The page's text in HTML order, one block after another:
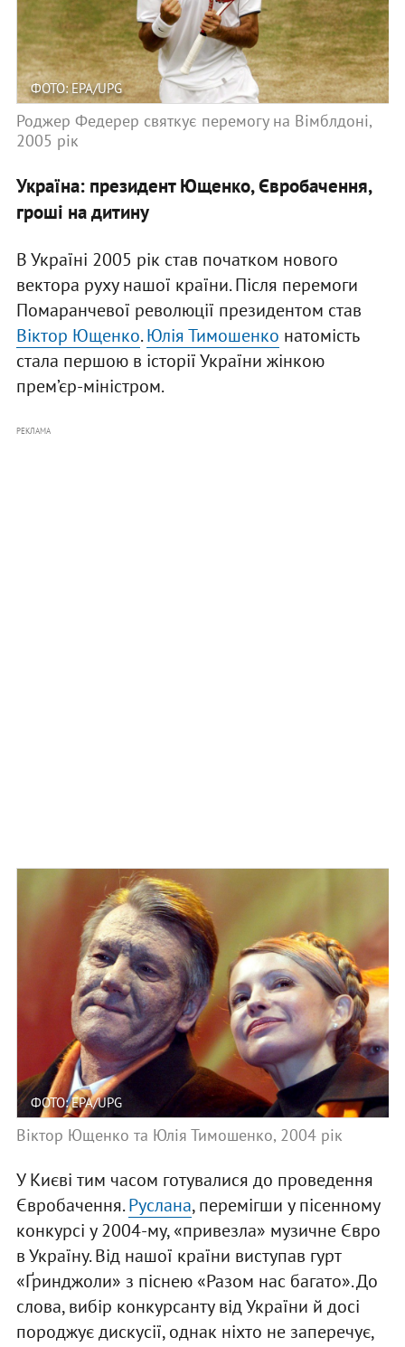
ФОТО: EPA/UPG
Роджер Федерер святкує перемогу на Вімблдоні,
2005 рік
Україна: президент Ющенко, Євробачення,
гроші на дитину
В Україні 2005 рік став початком нового
вектора руху нашої країни. Після перемоги
Помаранчевої революції президентом став
Віктор Ющенко.Юлія Тимошенко натомість
стала першою в історії України жінкою
прем’єр-міністром.
РЕКЛАМА
ФОТО: EPA/UPG
Віктор Ющенко та Юлія Тимошенко, 2004 рік
У Києві тим часом готувалися до проведення
Євробачення.Руслана, перемігши у пісенному
конкурсі у 2004-му, «привезла» музичне Євро
в Україну. Від нашої країни виступав гурт
«Ґринджоли» з піснею «Разом нас багато». До
слова, вибір конкурсанту від України й досі
породжує дискусії, однак ніхто не заперечує,